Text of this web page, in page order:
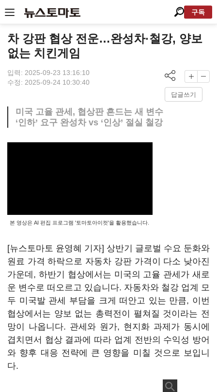
구독
차 강판 협상 전운…완성차·철강, 양보
없는 치킨게임
입력: 2025-09-23 13:16:10
수정: 2025-09-24 10:30:40
답글쓰기
미국 고율 관세, 협상판 흔드는 새 변수
‘인하’ 요구 완성차 vs ‘인상’ 절실 철강
본 영상은 AI 편집 프로그램 '토마토아이컷'을 활용했습니다.
[뉴스토마토 윤영혜 기자] 상반기 글로벌 수요 둔화와
원료 가격 하락으로 자동차 강판 가격이 다소 낮아진
가운데, 하반기 협상에서는 미국의 고율 관세가 새로
운 변수로 떠오르고 있습니다. 자동차와 철강 업계 모
두 미국발 관세 부담을 크게 떠안고 있는 만큼, 이번
협상에서는 양보 없는 총력전이 펼쳐질 것이라는 전
망이 나옵니다. 관세와 원가, 현지화 과제가 동시에
겹치면서 협상 결과에 따라 업계 전반의 수익성 방어
와 향후 대응 전략에 큰 영향을 미칠 것으로 보입니
다.